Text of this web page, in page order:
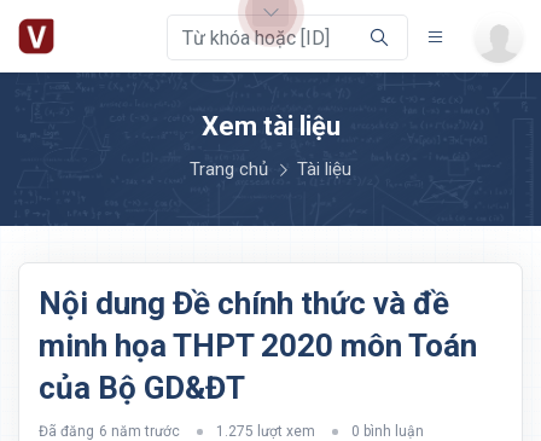
Xem tài liệu
Trang chủ Tài liệu
Nội dung Đề chính thức và đề
minh họa THPT 2020 môn Toán
của Bộ GD&ĐT
Đã đăng 6 năm trước 1.275 lượt xem 0 bình luận